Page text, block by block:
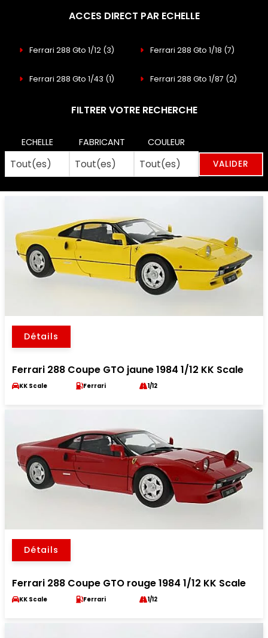
ACCES DIRECT PAR ECHELLE
Ferrari 288 Gto 1/12 (3) Ferrari 288 Gto 1/18 (7)
Ferrari 288 Gto 1/43 (1) Ferrari 288 Gto 1/87 (2)
FILTRER VOTRE RECHERCHE
ECHELLE FABRICANT COULEUR
Détails
Ferrari 288 Coupe GTO jaune 1984 1/12 KK Scale
KK Scale Ferrari 1/12
Détails
Ferrari 288 Coupe GTO rouge 1984 1/12 KK Scale
KK Scale Ferrari 1/12